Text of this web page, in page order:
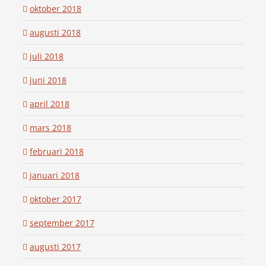
oktober 2018
augusti 2018
juli 2018
juni 2018
april 2018
mars 2018
februari 2018
januari 2018
oktober 2017
september 2017
augusti 2017